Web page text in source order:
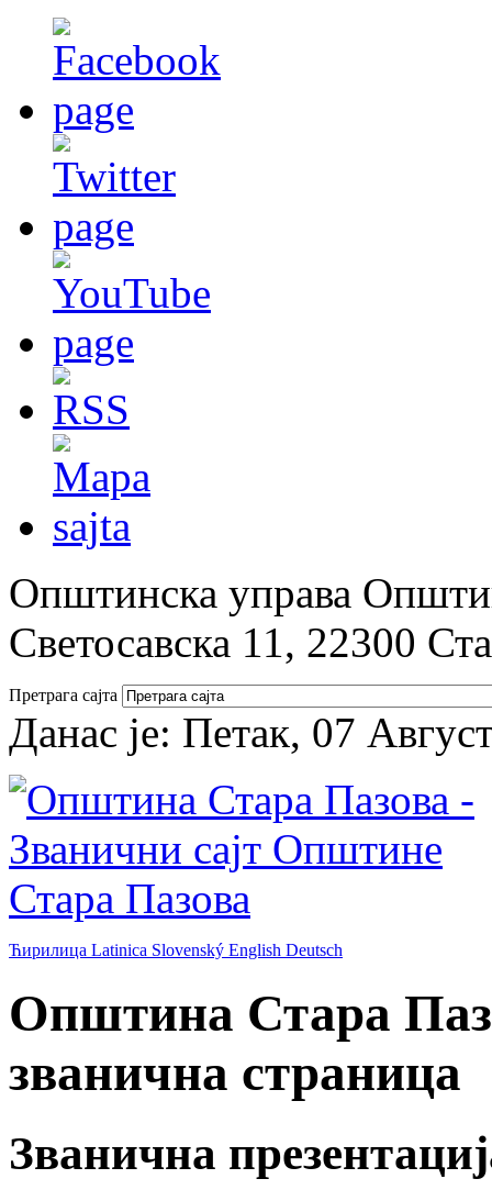
Општинска управа
Светосавска 11, 22300
Претрага сајта
Данас је: Петак, 07
Ћирилица Latinica Slovenský English Deutsch
Општина Стара
званична страница
Званична